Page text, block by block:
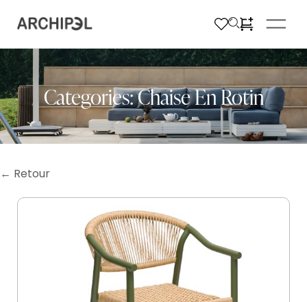
Categories:Chaise En Rotin
← Retour